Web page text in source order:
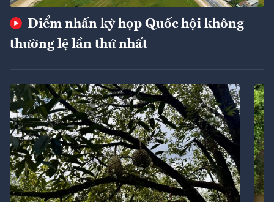
Điểm nhấn kỳ họp Quốc hội không
thường lệ lần thứ nhất